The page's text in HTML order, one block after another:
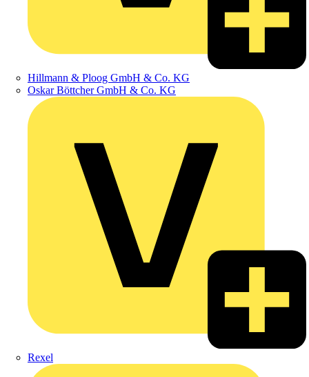
Hillmann & Ploog GmbH & Co. KG
Oskar Böttcher GmbH & Co. KG
Rexel